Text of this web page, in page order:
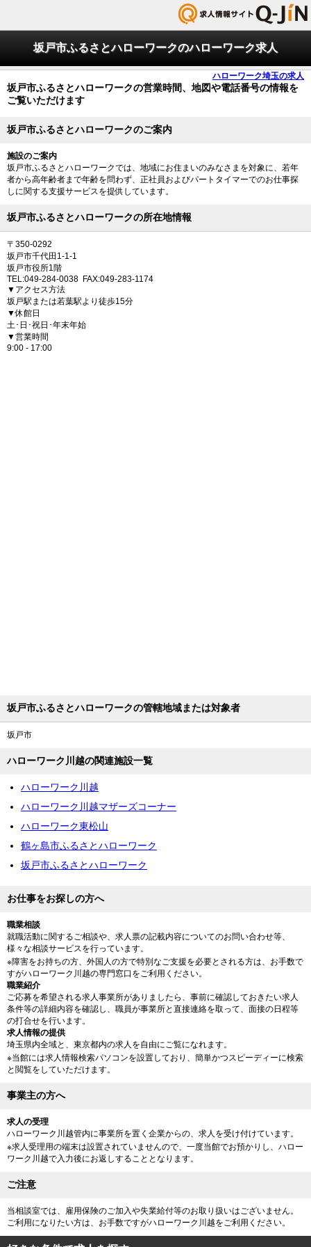
坂戸市ふるさとハローワークのハローワーク求人
ハローワーク埼玉の求人
坂戸市ふるさとハローワークの営業時間、地図や電話番号の情報を
ご覧いただけます
坂戸市ふるさとハローワークのご案内
施設のご案内
坂戸市ふるさとハローワークでは、地域にお住まいのみなさまを対象に、若年
者から高年齢者まで年齢を問わず、正社員およびパートタイマーでのお仕事探
しに関する支援サービスを提供しています。
坂戸市ふるさとハローワークの所在地情報
〒350-0292
坂戸市千代田1-1-1
坂戸市役所1階
TEL:049-284-0038 FAX:049-283-1174
▼アクセス方法
坂戸駅または若葉駅より徒歩15分
▼休館日
土･日･祝日･年末年始
▼営業時間
9:00 - 17:00
坂戸市ふるさとハローワークの管轄地域または対象者
坂戸市
ハローワーク川越の関連施設一覧
ハローワーク川越
ハローワーク川越マザーズコーナー
ハローワーク東松山
鶴ヶ島市ふるさとハローワーク
坂戸市ふるさとハローワーク
お仕事をお探しの方へ
職業相談
就職活動に関するご相談や、求人票の記載内容についてのお問い合わせ等、
様々な相談サービスを行っています。
※障害をお持ちの方、外国人の方で特別なご支援を必要とされる方は、お手数で
すがハローワーク川越の専門窓口をご利用ください。
職業紹介
ご応募を希望される求人事業所がありましたら、事前に確認しておきたい求人
条件等の詳細内容を確認し、職員が事業所と直接連絡を取って、面接の日程等
の打合せを行います。
求人情報の提供
埼玉県内全域と、東京都内の求人を自由にご覧になれます。
※当館には求人情報検索パソコンを設置しており、簡単かつスピーディーに検索
と閲覧をしていただけます。
事業主の方へ
求人の受理
ハローワーク川越管内に事業所を置く企業からの、求人を受け付けています。
※求人受理用の端末は設置されていませんので、一度当館でお預かりし、ハロー
ワーク川越で入力後にお返しすることとなります。
ご注意
当相談室では、雇用保険のご加入や失業給付等のお取り扱いはございません。
ご利用になりたい方は、お手数ですがハローワーク川越をご利用ください。